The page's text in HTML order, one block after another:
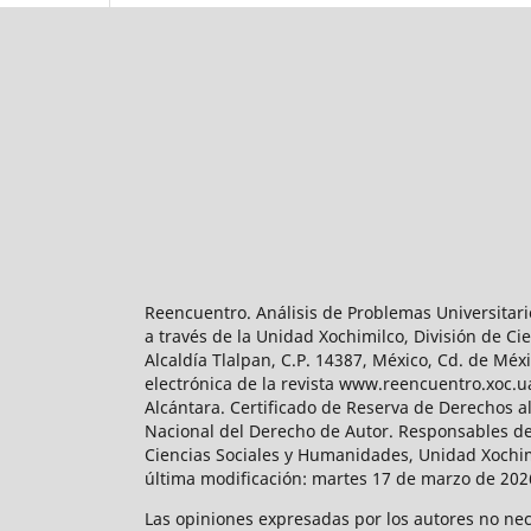
Reencuentro. Análisis de Problemas
a través de la Unidad Xochimilco, División de
Alcaldía Tlalpan, C.P. 14387, México, Cd. de
electrónica de la revista
Alcántara. Certificado de Reserva de Derechos
Nacional del Derecho de Autor. Responsables
Ciencias Sociales y Humanidades, Unidad
última modificación: martes 17 de marzo de
Las opiniones expresadas por los autores no